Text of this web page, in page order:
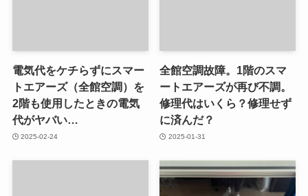
電気代をケチらずにスマー
トエアーズ（全館空調）を
2階も使用したときの電気
代がヤバい…
2025-02-24
全館空調故障。1階のスマ
ートエアーズが再び不調。
修理代はいくら？修理せず
に済んだ？
2025-01-31